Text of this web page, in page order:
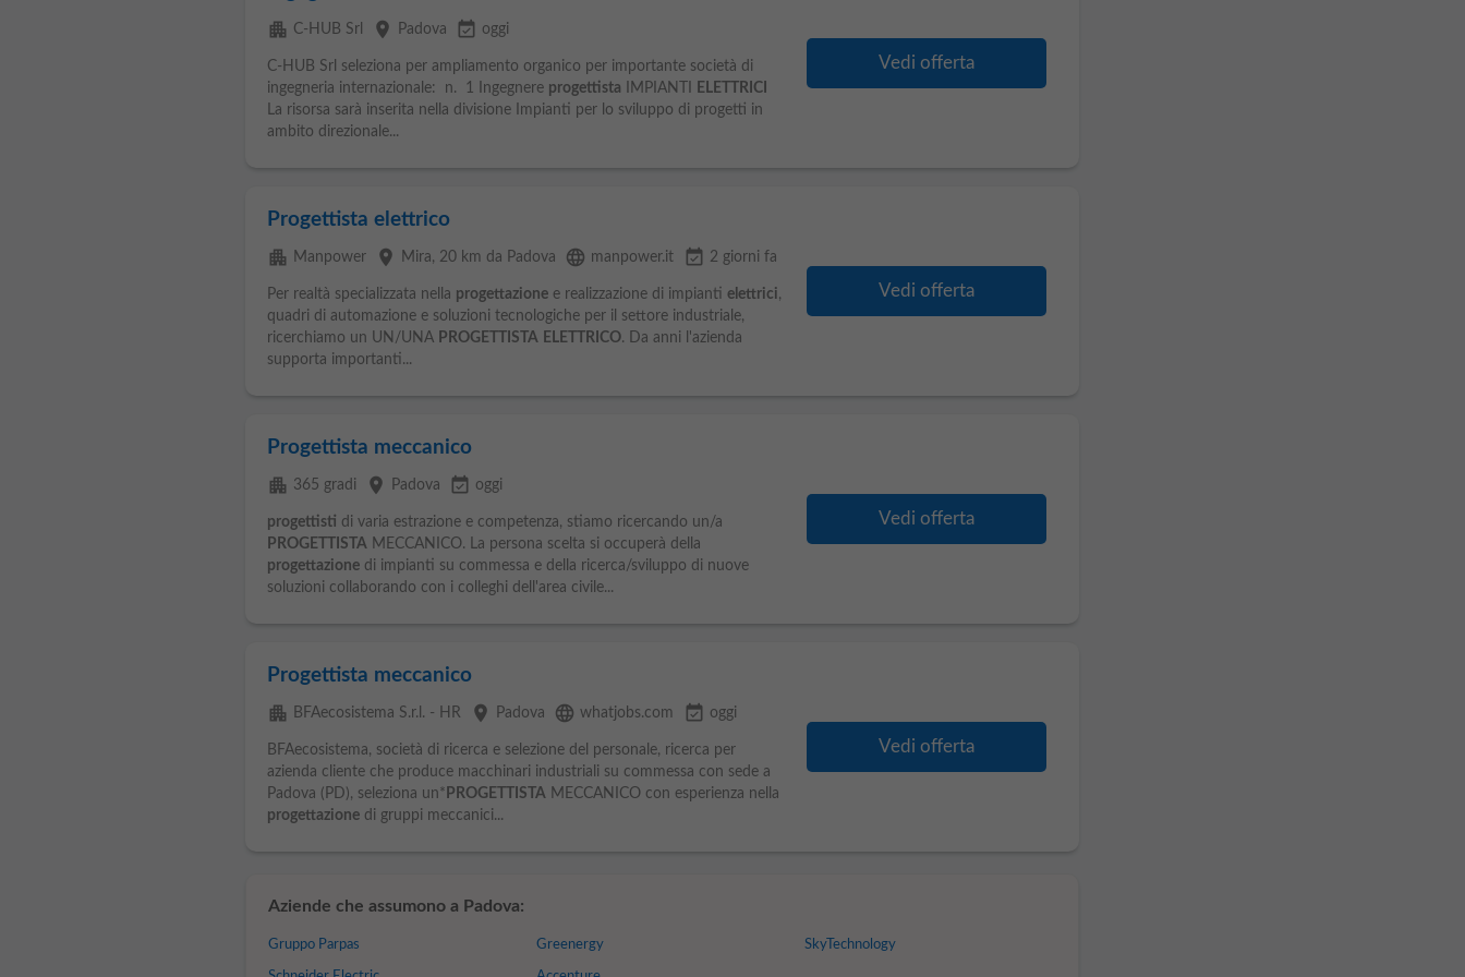
apartment C-HUB Srl place Padova event_available oggi
C-HUB Srl seleziona per ampliamento organico per importante società di
ingegneria internazionale: n. 1 Ingegnere progettista IMPIANTI
ELETTRICI
La risorsa sarà inserita nella divisione Impianti per lo sviluppo di progetti in
ambito direzionale...
Vedi offerta
Progettista elettrico
apartment Manpower place Mira, 20 km da Padova language manpower.it event_available 2 giorni fa
Per realtà specializzata nella progettazionee realizzazione di impianti elettrici,
quadri di automazione e soluzioni tecnologiche per il settore industriale,
ricerchiamo un UN/UNA PROGETTISTA ELETTRICO. Da anni l'azienda
supporta importanti...
Vedi offerta
Progettista meccanico
apartment 365 gradi place Padova event_available oggi
progettisti di varia estrazione e competenza, stiamo ricercando un/a
PROGETTISTAMECCANICO. La persona scelta si occuperà della
progettazionedi impianti su commessa e della ricerca/sviluppo di nuove
soluzioni collaborando con i colleghi dell'area civile...
Vedi offerta
Progettista meccanico
apartment BFAecosistema S.r.l. - HR place Padova language whatjobs.com event_available oggi
BFAecosistema, società di ricerca e selezione del personale, ricerca per
azienda cliente che produce macchinari industriali su commessa con sede a
Padova (PD), seleziona un* PROGETTISTAMECCANICO con esperienza nella
progettazionedi gruppi meccanici...
Vedi offerta
Aziende che assumono a Padova:
Gruppo Parpas Greenergy SkyTechnology